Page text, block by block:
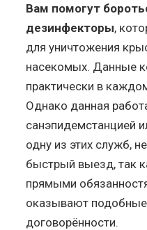
Вам помогут
дезинфекторы,
для уничтожения
насекомых. Данные
практически в
Однако данная
санэпидемстанцией
одну из этих служб,
быстрый выезд, так
прямыми
оказывают подобные
договорённости.